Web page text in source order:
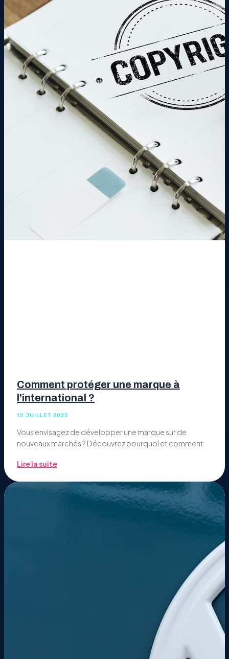
Comment protéger une marque à
l’international ?
12 JUILLET 2022
Vous envisagez de développer une marque sur de
nouveaux marchés ? Découvrez pourquoi et comment
Lire la suite